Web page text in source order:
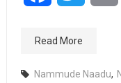
Read More
Nammude Naadu,